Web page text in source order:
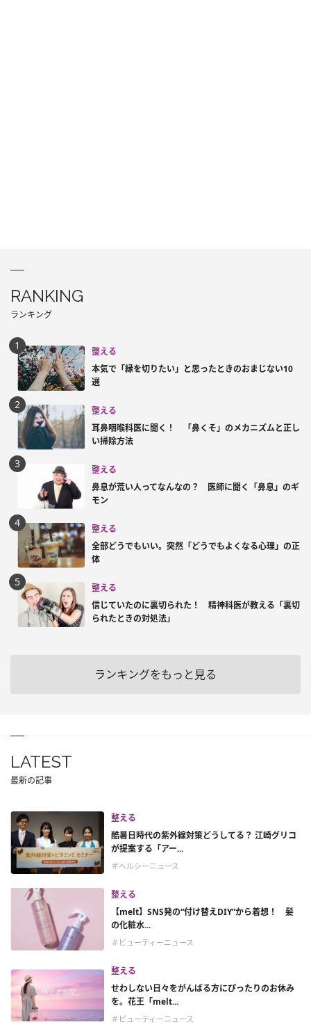
RANKING
ランキング
整える
本気で「縁を切りたい」と思ったときのおまじない10
選
整える
耳鼻咽喉科医に聞く！ 「鼻くそ」のメカニズムと正し
い掃除方法
整える
鼻息が荒い人ってなんなの？ 医師に聞く「鼻息」のギ
モン
整える
全部どうでもいい。突然「どうでもよくなる心理」の正
体
整える
信じていたのに裏切られた！ 精神科医が教える「裏切
られたときの対処法」
ランキングをもっと見る
LATEST
最新の記事
整える
酷暑日時代の紫外線対策どうしてる？ 江崎グリコ
が提案する「アー...
＃ヘルシーニュース
整える
【melt】SNS発の“付け替えDIY”から着想！ 髪
の化粧水...
＃ビューティーニュース
整える
せわしない日々をがんばる方にぴったりのお休み
を。花王「melt...
＃ビューティーニュース